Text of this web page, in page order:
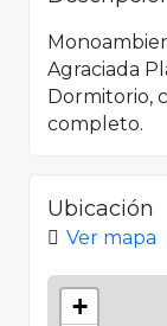
Agraciada
Dormitorio,
completo.
Ubicación
Ver mapa
+